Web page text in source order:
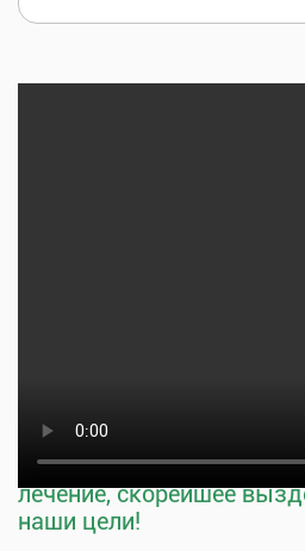
Тщательная
лечение, скорейшее
наши цели!